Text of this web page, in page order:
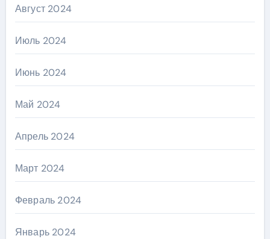
Август 2024
Июль 2024
Июнь 2024
Май 2024
Апрель 2024
Март 2024
Февраль 2024
Январь 2024